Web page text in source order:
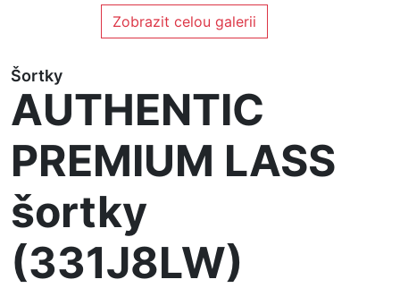
Zobrazit celou galerii
Šortky
AUTHENTIC
PREMIUM LASS
šortky
(331J8LW)